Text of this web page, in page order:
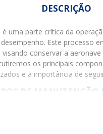
DESCRIÇÃO
uma parte crítica da
Este processo
conservar a
os principais
e a importância de
DE MANUTENÇÃO
dividida em diversas